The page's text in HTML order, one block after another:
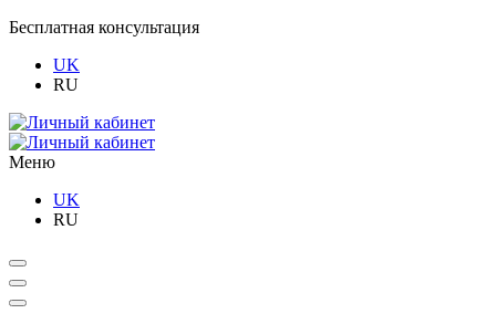
Бесплатная консультация
UK
RU
Меню
UK
RU